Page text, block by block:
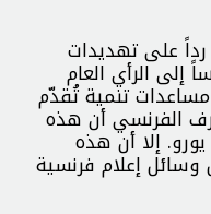
رداً على تهديدات
الرأي العام
تنمية تُقدّم
الفرنسي أن هذه
إلى 800 مليون يورو. إلا أن هذه
إعلام فرنسية